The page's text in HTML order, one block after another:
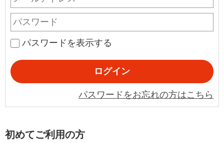
パスワードを表示する
パスワードをお忘れの方はこちら
初めてご利用の方